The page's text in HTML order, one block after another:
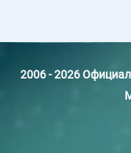
2006 - 2026